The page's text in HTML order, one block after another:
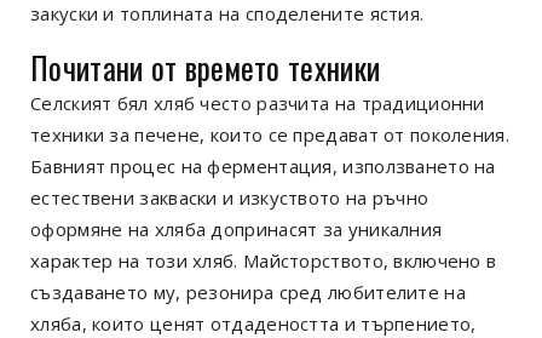
закуски и топлината на споделените ястия.
Почитани от времето техники
Селският бял хляб често разчита на традиционни
техники за печене, които се предават от поколения.
Бавният процес на ферментация, използването на
естествени закваски и изкуството на ръчно
оформяне на хляба допринасят за уникалния
характер на този хляб. Майсторството, включено в
създаването му, резонира сред любителите на
хляба, които ценят отдадеността и търпението,